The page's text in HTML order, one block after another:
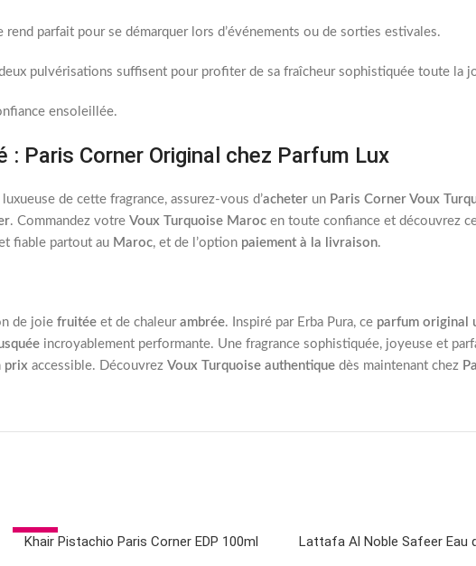
rend parfait pour se démarquer lors d’événements ou de sorties estivales.
pulvérisations suffisent pour profiter de sa fraîcheur sophistiquée toute la
ensoleillée.
: Paris Corner Original chez Parfum Lux
de cette fragrance, assurez-vous d’acheter un Paris Corner Voux
. Commandez votre Voux Turquoise Maroc en toute confiance et découvrez
fiable partout au Maroc, et de l’option paiement à la livraison.
de joie fruitée et de chaleur ambrée. Inspiré par Erba Pura, ce parfum original
incroyablement performante. Une fragrance sophistiquée, joyeuse et
prix accessible. Découvrez Voux Turquoise authentique dès maintenant chez
-20%
AJOUTER AU PANIER
Khair Pistachio Paris Corner EDP 100ml CHOIX DES OPTIONS
Lattafa Al Noble Safeer Eau